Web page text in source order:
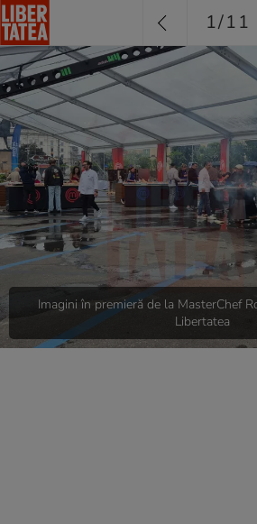
Imagini în premieră de la MasterChef
Libertatea
1/11